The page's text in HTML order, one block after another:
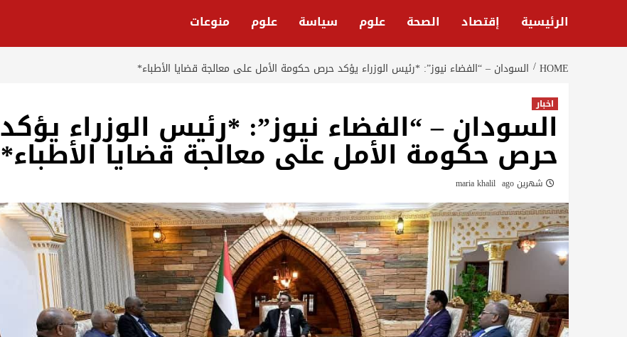
الرئيسية إقتصاد الصحة علوم سياسة علوم منوعات
HOME السودان – “الفضاء نيوز”: *رئيس الوزراء يؤكد حرص حكومة الأمل على معالجة قضايا الأطباء*
اخبار
السودان – “الفضاء نيوز”: *رئيس الوزراء يؤكد
حرص حكومة الأمل على معالجة قضايا الأطباء*
شهرين ago maria khalil